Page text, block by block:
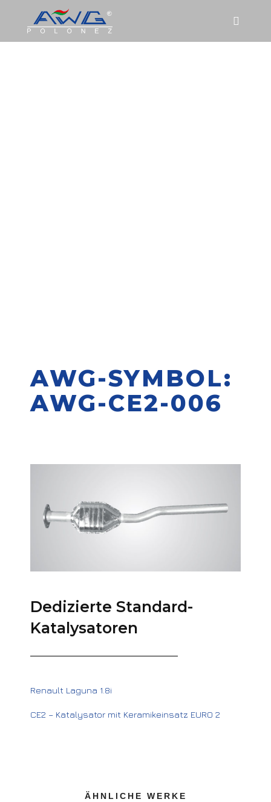
AWG-SYMBOL:
AWG-CE2-006
Dedizierte Standard-
Katalysatoren
Renault Laguna 1.8i
CE2 – Katalysator mit Keramikeinsatz EURO 2
ÄHNLICHE WERKE